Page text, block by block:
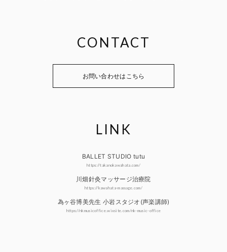
CONTACT
お問い合わせはこちら
LINK
BALLET STUDIO tutu
https://takanokawahata.com/
川畑針灸マッサージ治療院
https://kawahata-massage.com/
為ヶ谷博美先生 小岩スタジオ(声楽講師)
https://nkmusicoffice.wixsite.com/nk-music-office